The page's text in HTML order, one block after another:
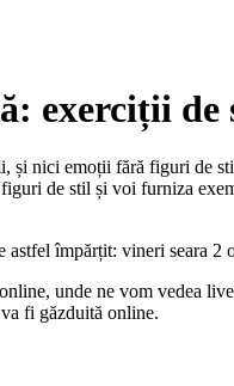
exerciții de
și nici emoții fără figuri de
de stil și voi furniza
împărțit: vineri seara
unde ne vom vedea
fi găzduită online.